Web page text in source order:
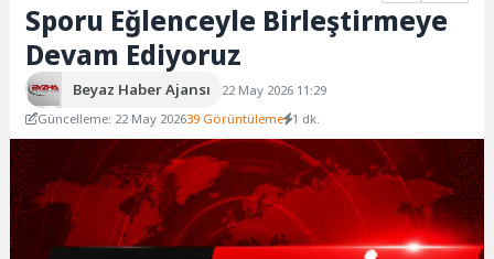
Sporu Eğlenceyle Birleştirmeye
Devam Ediyoruz
Beyaz Haber Ajansı
22 May 2026 11:29
Güncelleme: 22 May 202639 Görüntüleme 1 dk.